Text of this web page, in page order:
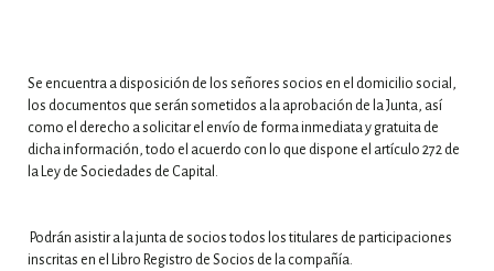
Se encuentra a disposición de los señores socios en el domicilio social,
los documentos que serán sometidos a la aprobación de la Junta, así
como el derecho a solicitar el envío de forma inmediata y gratuita de
dicha información, todo el acuerdo con lo que dispone el artículo 272 de
la Ley de Sociedades de Capital.
Podrán asistir a la junta de socios todos los titulares de participaciones
inscritas en el Libro Registro de Socios de la compañía.